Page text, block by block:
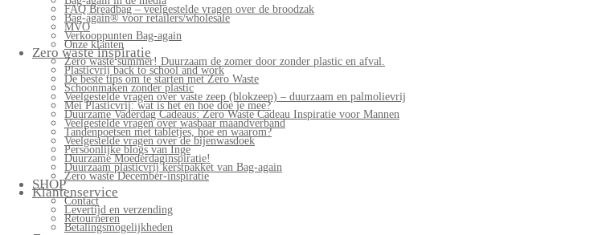
FAQ Breadbag – veelgestelde vragen over de broodzak
Bag-again® voor retailers/wholesale
MVO
Verkooppunten Bag-again
Onze klanten
Zero waste inspiratie
Zero waste summer! Duurzaam de zomer door zonder plastic en afval.
Plasticvrij back to school and work
De beste tips om te starten met Zero Waste
Schoonmaken zonder plastic
Veelgestelde vragen over vaste zeep (blokzeep) – duurzaam en palmolievrij
Mei Plasticvrij: wat is het en hoe doe je mee?
Duurzame Vaderdag Cadeaus: Zero Waste Cadeau Inspiratie voor Mannen
Veelgestelde vragen over wasbaar maandverband
Tandenpoetsen met tabletjes, hoe en waarom?
Veelgestelde vragen over de bijenwasdoek
Persoonlijke blogs van Inge
Duurzame Moederdaginspiratie!
Duurzaam plasticvrij kerstpakket van Bag-again
Zero waste December-inspiratie
SHOP
Klantenservice
Contact
Levertijd en verzending
Retourneren
Betalingsmogelijkheden